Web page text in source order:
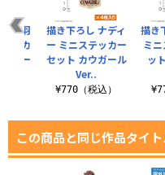
描き
ミ
ッ
園羽
ッカ
ガー
描き下ろし ナディ
ー ミニステッカー
セット カウガール
Ver..
¥770（税込）
この商品と同じ作品タイ